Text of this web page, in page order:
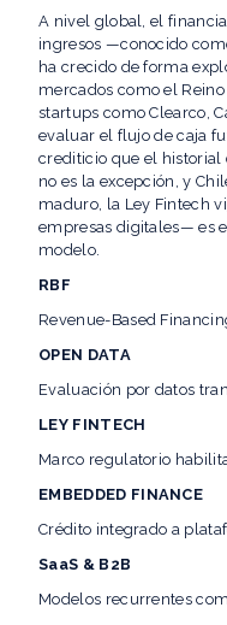
A nivel global, el
ingresos —conocido
ha crecido de forma
mercados como el Reino
startups como Clearco,
evaluar el flujo de caja
crediticio que el historial
no es la excepción, y
maduro, la Ley Fintech
empresas digitales— es
modelo.
RBF
Revenue-Based
OPEN DATA
Evaluación por datos
LEY FINTECH
Marco regulatorio
EMBEDDED FINANCE
Crédito integrado a
SaaS & B2B
Modelos recurrentes